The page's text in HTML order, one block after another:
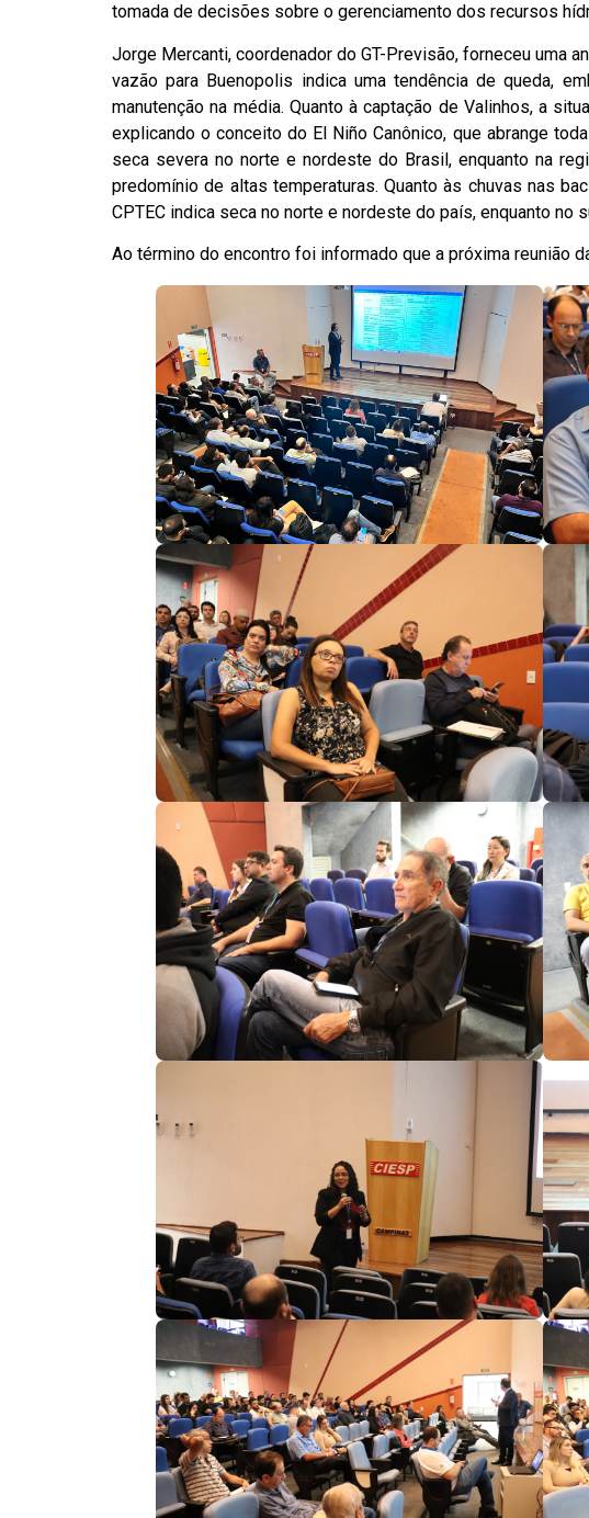
tomada de decisões sobre o gerenciamento dos recursos
Jorge Mercanti, coordenador do GT-Previsão, forneceu uma
vazão para Buenopolis indica uma tendência de queda,
manutenção na média. Quanto à captação de Valinhos, a
explicando o conceito do El Niño Canônico, que abrange
seca severa no norte e nordeste do Brasil, enquanto na
predomínio de altas temperaturas. Quanto às chuvas nas
CPTEC indica seca no norte e nordeste do país, enquanto no
Ao término do encontro foi informado que a próxima reunião